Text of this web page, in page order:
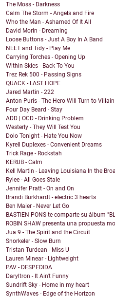
The Moss - Darkness
Calm The Storm - Angels and Fire
Who the Man - Ashamed Of It All
David Morin - Dreaming
Loose Buttons - Just A Boy In A Band
NEET and Tidy - Play Me
Carrying Torches - Opening Up
Within Skies - Back To You
Trez Rek 500 - Passing Signs
QUACK - LAST HOPE
Jared Martin - 222
Anton Puris - The Hero Will Turn to Villain
Four Day Beard - Stay
ADD | OCD - Drinking Problem
Westerly - They Will Test You
Dolo Tonight - Hate You Now
Kyrell Duplexes - Convenient Dreams
Trick Rage - Rockstah
KERUB - Calm
Kell Martin - Leaving Louisiana In the
Rylee - All Goes Stale
Jennifer Pratt - On and On
Brandi Burkhardt - electric 3 hearts
Ben Maier - Never Let Go
BASTIEN PONS te comparte su álbum
ROBIN SHAW presenta una propuesta
Jua 9 - The Spirit and the Circuit
Snorkeler - Slow Burn
Tristan Turdean - Miss U
Lauren Minear - Lightweight
PAV - DESPEDIDA
Daryltron - It Ain't Funny
Sundrift Sky - Home in my heart
SynthWaves - Edge of the Horizon